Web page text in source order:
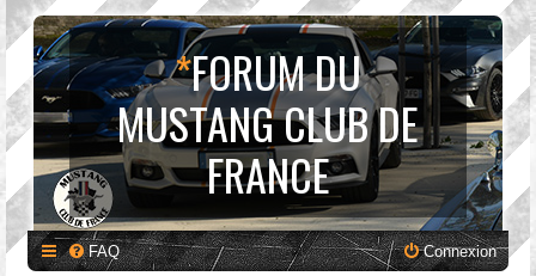
*FORUM DU
MUSTANG CLUB DE
FRANCE
FAQ Connexion